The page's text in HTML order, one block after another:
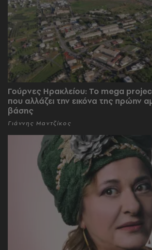
Γούρνες Ηρακλείου: To mega
που αλλάζει την εικόνα της πρώην
βάσης
Γιάννης Μαντζίκος